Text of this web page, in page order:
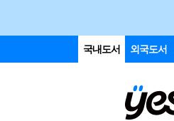
국내도서 외국도서